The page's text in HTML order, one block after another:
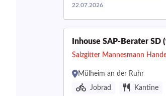
22.07.2026
Inhouse SAP-Berater SD
Salzgitter Mannesmann
Mülheim an der Ruhr
Jobrad
Kantine